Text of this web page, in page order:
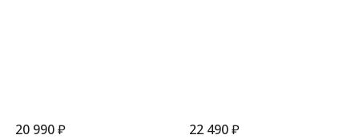
20 990₽ 22 490 ₽